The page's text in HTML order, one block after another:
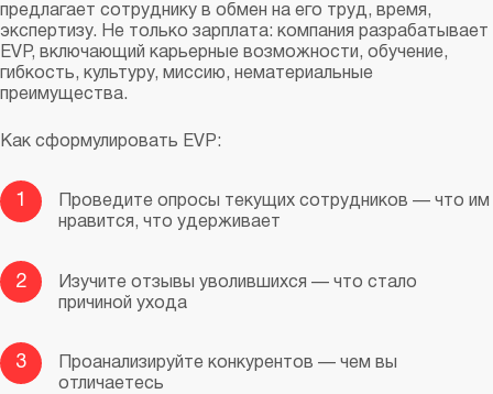
предлагает сотруднику в обмен на его труд, время,
экспертизу. Не только зарплата: компания разрабатывает
EVP, включающий карьерные возможности, обучение,
гибкость, культуру, миссию, нематериальные
преимущества.
Как сформулировать EVP:
1
Проведите опросы текущих сотрудников — что им
нравится, что удерживает
2
Изучите отзывы уволившихся — что стало
причиной ухода
3
Проанализируйте конкурентов — чем вы
отличаетесь